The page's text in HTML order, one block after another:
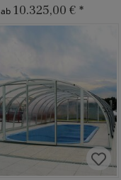
ab 10.325,00 € *